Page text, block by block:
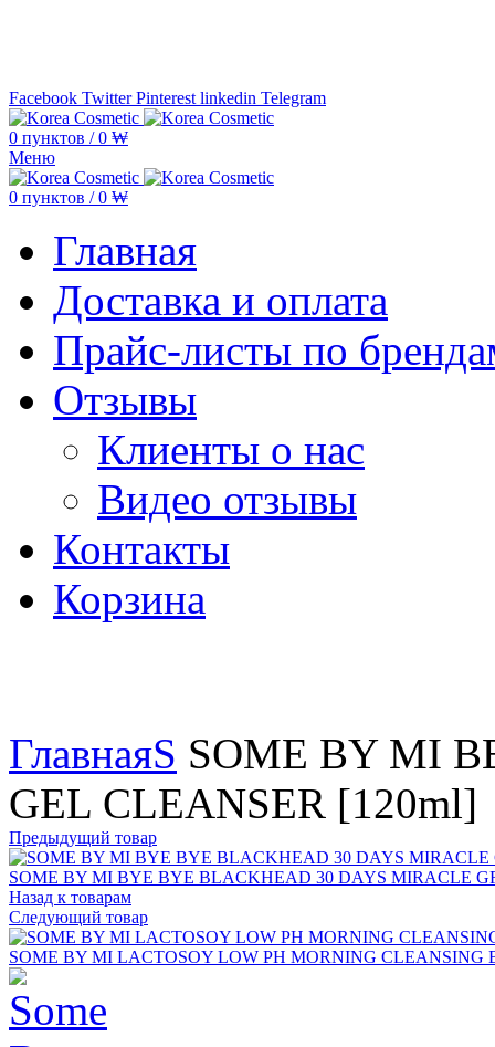
Facebook Twitter Pinterest linkedin Telegram
0 пунктов / 0 ₩
Меню
0 пунктов / 0 ₩
Главная
Доставка и оплата
Прайс-листы по
Отзывы
Клиенты о нас
Видео отзывы
Контакты
Корзина
ГлавнаяS SOME BY MI
GEL CLEANSER [120ml]
Предыдущий товар
SOME BY MI BYE BYE BLACKHEAD 30 DAYS MIRACLE
Назад к товарам
Следующий товар
SOME BY MI LACTOSOY LOW PH MORNING CLEANSING